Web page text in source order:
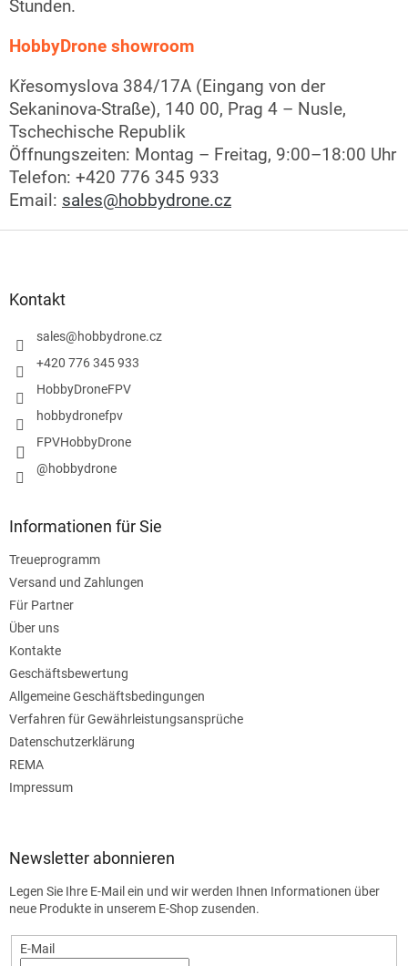
Stunden.
HobbyDrone showroom
Křesomyslova 384/17A (Eingang von der
Sekaninova-Straße), 140 00, Prag 4 – Nusle,
Tschechische Republik
Öffnungszeiten: Montag – Freitag, 9:00–18:00 Uhr
Telefon: +420 776 345 933
Email: sales@hobbydrone.cz
Kontakt
sales@hobbydrone.cz
+420 776 345 933
HobbyDroneFPV
hobbydronefpv
FPVHobbyDrone
@hobbydrone
Informationen für Sie
Treueprogramm
Versand und Zahlungen
Für Partner
Über uns
Kontakte
Geschäftsbewertung
Allgemeine Geschäftsbedingungen
Verfahren für Gewährleistungsansprüche
Datenschutzerklärung
REMA
Impressum
Newsletter abonnieren
Legen Sie Ihre E-Mail ein und wir werden Ihnen Informationen über
neue Produkte in unserem E-Shop zusenden.
E-Mail